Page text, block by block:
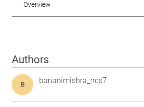
Overview
Authors
B bananimishra_ncs7